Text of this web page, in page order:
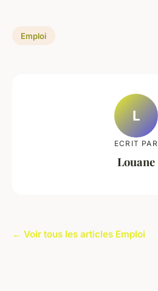
Emploi
L
ECRIT PAR
Louane
← Voir tous les articles Emploi